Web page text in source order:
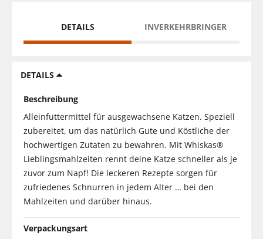
DETAILS INVERKEHRBRINGER
DETAILS
Beschreibung
Alleinfuttermittel für ausgewachsene Katzen. Speziell
zubereitet, um das natürlich Gute und Köstliche der
hochwertigen Zutaten zu bewahren. Mit Whiskas®
Lieblingsmahlzeiten rennt deine Katze schneller als je
zuvor zum Napf! Die leckeren Rezepte sorgen für
zufriedenes Schnurren in jedem Alter … bei den
Mahlzeiten und darüber hinaus.
Verpackungsart